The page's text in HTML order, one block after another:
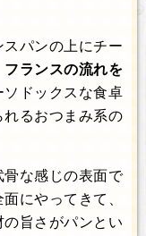
パンの上にチー
フランスの流れを
ドックスな食卓
るおつまみ系の
な感じの表面で
にやってきて、
旨さがパンとい